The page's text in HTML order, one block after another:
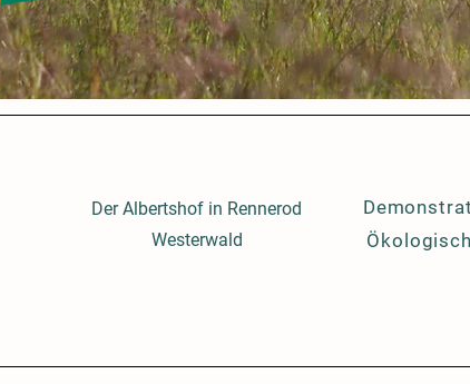
Der Albertshof in Rennerod
Westerwald